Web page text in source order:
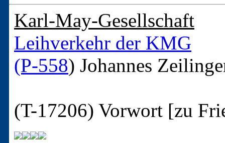
Karl-May-Gesellschaft
Leihverkehr der KMG
(P-558) Johannes
(T-17206) Vorwort [zu